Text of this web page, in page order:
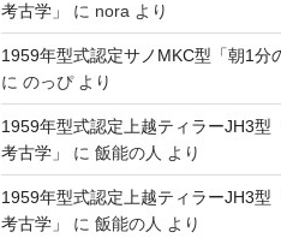
考古学」
に nora より
1959年型式認定サノMKC型「朝1分
に のっぴより
1959年型式認定上越ティラーJH3型
考古学」
に 飯能の人 より
1959年型式認定上越ティラーJH3型
考古学」
に 飯能の人 より